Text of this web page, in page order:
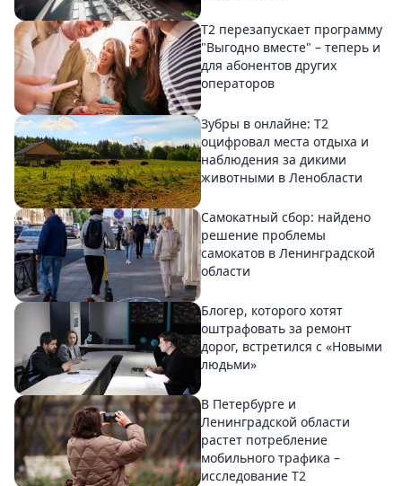
Т2 перезапускает программу
"Выгодно вместе" – теперь и
для абонентов других
операторов
Зубры в онлайне: Т2
оцифровал места отдыха и
наблюдения за дикими
животными в Ленобласти
Самокатный сбор: найдено
решение проблемы
самокатов в Ленинградской
области
Блогер, которого хотят
оштрафовать за ремонт
дорог, встретился с «Новыми
людьми»
В Петербурге и
Ленинградской области
растет потребление
мобильного трафика –
исследование T2